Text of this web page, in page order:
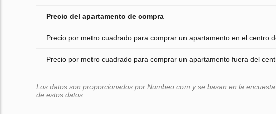
Precio del apartamento de compra
Precio por metro cuadrado para comprar un apartamento en el centro
Precio por metro cuadrado para comprar un apartamento fuera del
Los datos son proporcionados por Numbeo.com y se basan en la
de estos datos.